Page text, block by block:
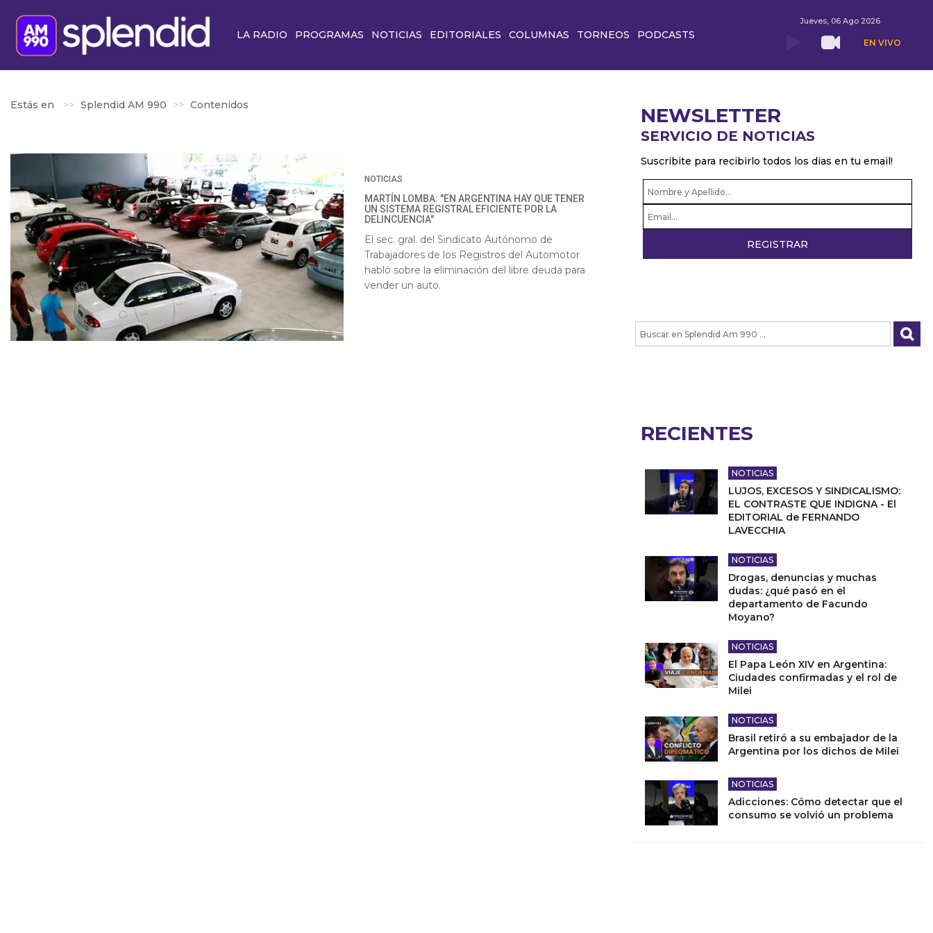
LA RADIO PROGRAMAS NOTICIAS EDITORIALES COLUMNAS TORNEOS PODCASTS
Jueves, 06 Ago 2026
EN VIVO
Estás en Splendid AM 990 Contenidos
NOTICIAS
MARTÍN LOMBA: "EN ARGENTINA HAY QUE TENER
UN SISTEMA REGISTRAL EFICIENTE POR LA
DELINCUENCIA"
El sec. gral. del Sindicato Autónomo de
Trabajadores de los Registros del Automotor
habló sobre la eliminación del libre deuda para
vender un auto.
NEWSLETTER
SERVICIO DE NOTICIAS
Suscribite para recibirlo todos los dias en tu email!
RECIENTES
NOTICIAS
LUJOS, EXCESOS Y SINDICALISMO:
EL CONTRASTE QUE INDIGNA - El
EDITORIAL de FERNANDO
LAVECCHIA
NOTICIAS
Drogas, denuncias y muchas
dudas: ¿qué pasó en el
departamento de Facundo
Moyano?
NOTICIAS
El Papa León XIV en Argentina:
Ciudades confirmadas y el rol de
Milei
NOTICIAS
Brasil retiró a su embajador de la
Argentina por los dichos de Milei
NOTICIAS
Adicciones: Cómo detectar que el
consumo se volvió un problema